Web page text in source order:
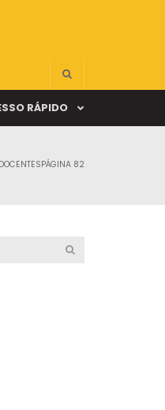
RÁPIDO
DOCENTESPÁGINA 82